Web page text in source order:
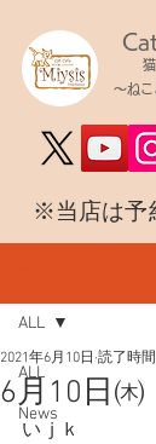
～ね
​※当店は予
ALL
News
ALL
6月10日㈭
2021年6月10日 読了時
いｊｋ